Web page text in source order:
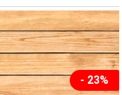
- 23%